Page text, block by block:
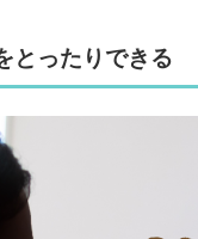
とったりできる